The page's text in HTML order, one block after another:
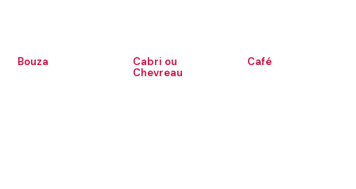
Bouza
Cabri ou
Chevreau
Café